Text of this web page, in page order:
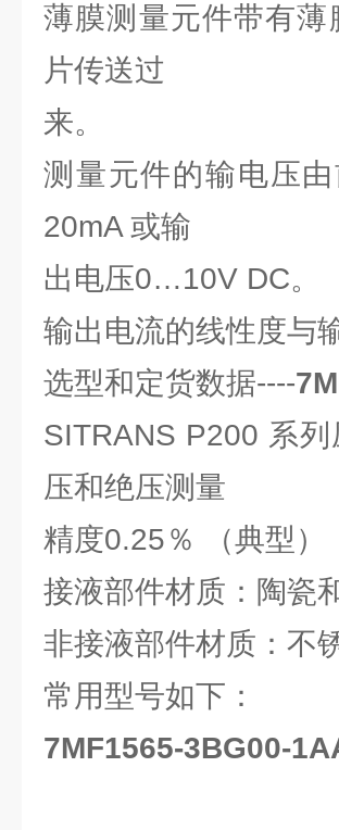
薄膜测量元件带有
片传送过
来。
测量元件的输电压
20mA 或输
出电压0…10V DC。
输出电流的线性度与
选型和定货数据----
SITRANS P200 系
压和绝压测量
精度0.25％ （典型）
接液部件材质：陶瓷
非接液部件材质：不
常用型号如下：
7MF1565-3BG00-